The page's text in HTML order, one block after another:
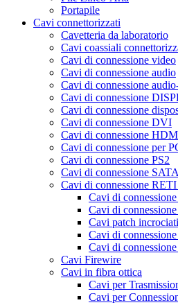
Portapile
Cavi connettorizzati
Cavetteria da laboratorio
Cavi coassiali
Cavi di connessione video
Cavi di connessione audio
Cavi di connessione
Cavi di connessione
Cavi di connessione
Cavi di connessione DVI
Cavi di connessione
Cavi di connessione per
Cavi di connessione PS2
Cavi di connessione SATA
Cavi di connessione
Cavi di
Cavi di
Cavi patch incrociati
Cavi di
Cavi di
Cavi Firewire
Cavi in fibra ottica
Cavi per
Cavi per